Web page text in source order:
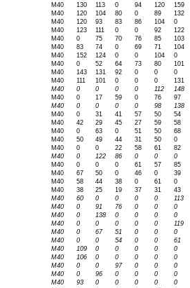
M40 130 113 0 94 120 159
M40 120 104 80 0 89 132
M40 120 93 83 86 104 0
M40 123 111 0 0 92 122
M40 0 75 70 76 85 103
M40 83 74 0 69 71 104
M40 152 124 0 0 104 0
M40 0 52 64 73 80 101
M40 143 131 92 0 0 0
M40 111 101 0 0 0 131
M40 0 0 0 0 112 148
M40 0 17 59 0 76 97
M40 0 0 0 0 98 138
M40 0 31 41 57 50 54
M40 42 29 45 27 59 58
M40 0 63 0 51 50 68
M40 50 49 44 31 50 0
M40 0 0 22 58 61 82
M40 0 122 86 0 0 0
M40 0 0 0 61 57 85
M40 67 50 0 46 0 39
M40 58 44 38 0 61 0
M40 38 25 19 37 31 43
M40 60 0 0 0 0 113
M40 0 91 76 0 0 0
M40 0 138 0 0 0 0
M40 0 0 0 0 0 119
M40 0 67 51 0 0 0
M40 0 0 54 0 0 61
M40 109 0 0 0 0 0
M40 106 0 0 0 0 0
M40 0 0 97 0 0 0
M40 0 96 0 0 0 0
M40 93 0 0 0 0 0